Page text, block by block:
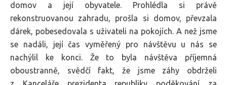
domov a její obyvatele. Prohlédla si právě
rekonstruovanou zahradu, prošla si domov, převzala
dárek, pobesedovala s uživateli na pokojích. A než jsme
se nadáli, její čas vyměřený pro návštěvu u nás se
nachýlil ke konci. Že to byla návštěva příjemná
oboustranně, svědčí fakt, že jsme záhy obdrželi